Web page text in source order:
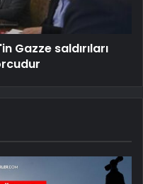
Gazze saldırıları